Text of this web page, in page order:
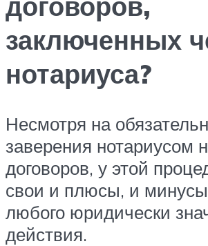
заключенных
нотариуса?
Несмотря на
заверения нотариусом
договоров, у этой
свои и плюсы, и
любого юридически
действия.